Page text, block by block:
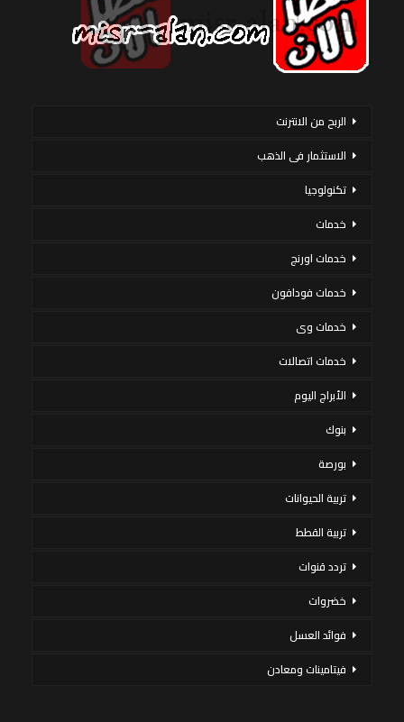
الربح من الانترنت
الاستثمار فى الذهب
تكنولوجيا
خدمات
خدمات اورنج
خدمات فودافون
خدمات وى
خدمات اتصالات
الأبراج اليوم
بنوك
بورصة
تربية الحيوانات
تربية القطط
تردد قنوات
خضروات
فوائد العسل
فيتامينات ومعادن